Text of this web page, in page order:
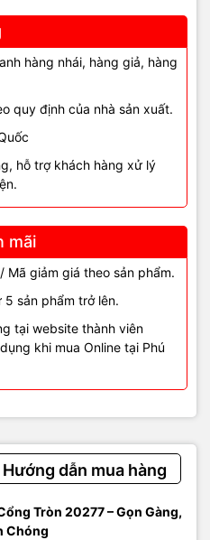
hàng nhái, hàng giả, hàng
quy định của nhà sản xuất.
hỗ trợ khách hàng xử lý
mãi
Mã giảm giá theo sản phẩm.
5 sản phẩm trở lên.
tại website thành viên
khi mua Online tại Phú
Hướng dẫn mua hàng
Tròn 20277 – Gọn Gàng,
Chóng